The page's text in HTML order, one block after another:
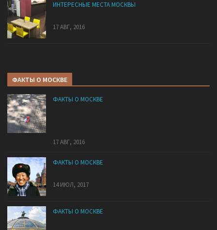
ИНТЕРЕСНЫЕ МЕСТА МОСКВЫ
17 АВГ, 2016
ФАКТЫ О МОСКВЕ
ФАКТЫ О МОСКВЕ
17 АВГ, 2016
ФАКТЫ О МОСКВЕ
14 ИЮЛ, 2017
ФАКТЫ О МОСКВЕ